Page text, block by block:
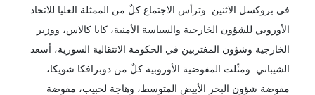
في بروكسل الاثنين. وترأس الاجتماع كلٌ من الممثلة العليا للاتحاد
الأوروبي للشؤون الخارجية والسياسة الأمنية، كايا كالاس، ووزير
الخارجية وشؤون المغتربين في الحكومة الانتقالية السورية، أسعد
الشيباني. ومثّلت المفوضية الأوروبية كلٌ من دوبرافكا شويكا،
مفوضة شؤون البحر الأبيض المتوسط، وهاجة لحبيب، مفوضة